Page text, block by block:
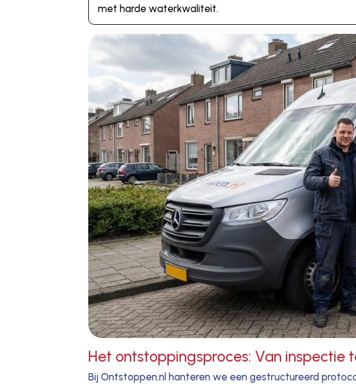
met harde waterkwaliteit.
Het ontstoppingsproces: Van inspectie
Bij Ontstoppen.nl hanteren we een gestructureerd